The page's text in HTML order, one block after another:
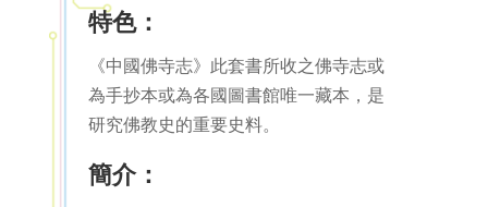
特色：
《中國佛寺志》此套書所收之佛寺志或
為手抄本或為各國圖書館唯一藏本，是
研究佛教史的重要史料。
簡介：